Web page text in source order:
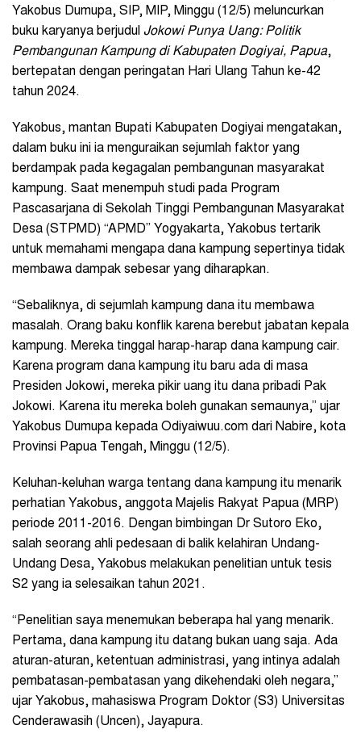
Yakobus Dumupa, SIP, MIP, Minggu (12/5) meluncurkan
buku karyanya berjudul Jokowi Punya Uang: Politik
Pembangunan Kampung di Kabupaten Dogiyai, Papua,
bertepatan dengan peringatan Hari Ulang Tahun ke-42
tahun 2024.
Yakobus, mantan Bupati Kabupaten Dogiyai mengatakan,
dalam buku ini ia menguraikan sejumlah faktor yang
berdampak pada kegagalan pembangunan masyarakat
kampung. Saat menempuh studi pada Program
Pascasarjana di Sekolah Tinggi Pembangunan Masyarakat
Desa (STPMD) “APMD” Yogyakarta, Yakobus tertarik
untuk memahami mengapa dana kampung sepertinya tidak
membawa dampak sebesar yang diharapkan.
“Sebaliknya, di sejumlah kampung dana itu membawa
masalah. Orang baku konflik karena berebut jabatan kepala
kampung. Mereka tinggal harap-harap dana kampung cair.
Karena program dana kampung itu baru ada di masa
Presiden Jokowi, mereka pikir uang itu dana pribadi Pak
Jokowi. Karena itu mereka boleh gunakan semaunya,” ujar
Yakobus Dumupa kepada Odiyaiwuu.com dari Nabire, kota
Provinsi Papua Tengah, Minggu (12/5).
Keluhan-keluhan warga tentang dana kampung itu menarik
perhatian Yakobus, anggota Majelis Rakyat Papua (MRP)
periode 2011-2016. Dengan bimbingan Dr Sutoro Eko,
salah seorang ahli pedesaan di balik kelahiran Undang-
Undang Desa, Yakobus melakukan penelitian untuk tesis
S2 yang ia selesaikan tahun 2021.
“Penelitian saya menemukan beberapa hal yang menarik.
Pertama, dana kampung itu datang bukan uang saja. Ada
aturan-aturan, ketentuan administrasi, yang intinya adalah
pembatasan-pembatasan yang dikehendaki oleh negara,”
ujar Yakobus, mahasiswa Program Doktor (S3) Universitas
Cenderawasih (Uncen), Jayapura.